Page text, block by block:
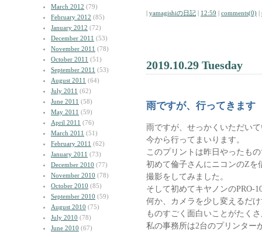
March 2012 (79)
February 2012 (85)
January 2012 (72)
December 2011 (53)
November 2011 (78)
October 2011 (51)
September 2011 (53)
August 2011 (64)
July 2011 (62)
June 2011 (58)
May 2011 (59)
April 2011 (76)
March 2011 (51)
February 2011 (62)
January 2011 (73)
December 2010 (77)
November 2010 (78)
October 2010 (85)
September 2010 (59)
August 2010 (75)
July 2010 (78)
June 2010 (67)
| yamagishiの日記 | 12:59 | comments(0) |
2019.10.29 Tuesday
雨ですが、行ってきます
雨ですが、せっかくいただい
今から行ってまいります。
このプリントは昨日やったも
初めて倫子さんにニコンのZを
撮影をしてみました。
そして初めてキヤノンのPRO-
何か、カメラを少し変えるだ
ものすごく面白いことがたく
私の事務所は2台のプリンター